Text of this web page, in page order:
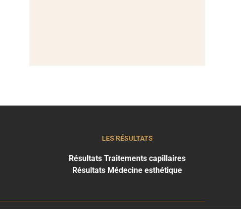
LES RÉSULTATS
Résultats Traitements capillaires
Résultats Médecine esthétique